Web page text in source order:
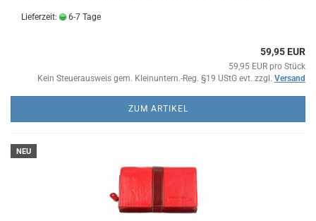
Lieferzeit: 6-7 Tage
59,95 EUR
59,95 EUR pro Stück
Kein Steuerausweis gem. Kleinuntern.-Reg. §19 UStG evt. zzgl. Versand
ZUM ARTIKEL
NEU